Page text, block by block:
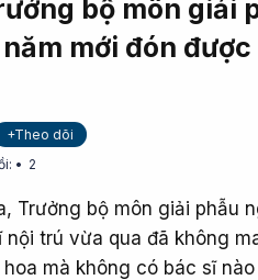
bộ môn giải
mới đón
+Theo dõi
2
Trưởng bộ môn giải phẫu
trú vừa qua đã không
mà không có bác sĩ